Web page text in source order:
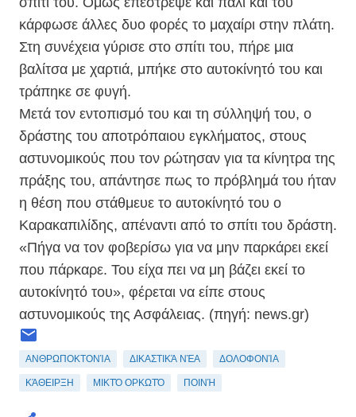
κάρφωσε άλλες δυο φορές το μαχαίρι στην πλάτη.
Στη συνέχεια γύρισε στο σπίτι του, πήρε μια
βαλίτσα με χαρτιά, μπήκε στο αυτοκίνητό του και
τράπηκε σε φυγή.
Μετά τον εντοπισμό του και τη σύλληψή του, ο
δράστης του αποτρόπαιου εγκλήματος, στους
αστυνομικούς που τον ρώτησαν για τα κίνητρα της
πράξης του, απάντησε πως το πρόβλημά του ήταν
η θέση που στάθμευε το αυτοκίνητό του ο
Καρακαπιλίδης, απέναντι από το σπίτι του δράστη.
«Πήγα να τον φοβερίσω για να μην παρκάρει εκεί
που πάρκαρε. Του είχα πει να μη βάζει εκεί το
αυτοκίνητό του», φέρεται να είπε στους
αστυνομικούς της Ασφάλειας. (πηγή: news.gr)
ΑΝΘΡΩΠΟΚΤΟΝΊΑ ΔΙΚΑΣΤΙΚΆ ΝΈΑ ΔΟΛΟΦΟΝΊΑ
ΚΆΘΕΙΡΞΗ ΜΙΚΤΌ ΟΡΚΩΤΌ ΠΟΙΝΉ